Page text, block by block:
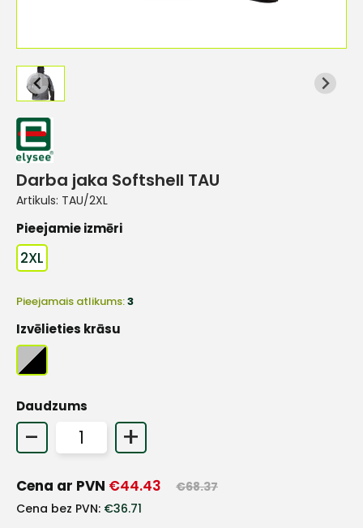
Darba jaka Softshell TAU
Artikuls: TAU/2XL
Pieejamie izmēri
2XL
Pieejamais atlikums:3
Izvēlieties krāsu
Daudzums
- +
Cena ar PVN €44.43 €68.37
Cena bez PVN: €36.71
Sazinies
+